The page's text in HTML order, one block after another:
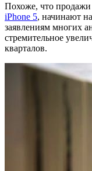
Похоже, что
iPhone 5, начинают
заявлениям многих
стремительное
кварталов.